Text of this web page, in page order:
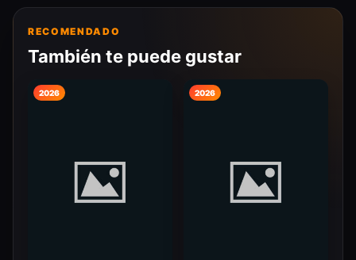
RECOMENDADO
También te puede gustar
2026 2026